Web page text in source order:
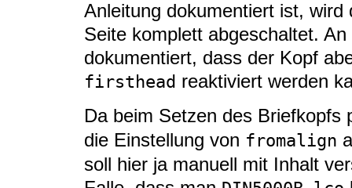
Anleitung dokumentiert ist,
Seite komplett abgeschaltet.
dokumentiert, dass der Kopf
firsthead reaktiviert werden
Da beim Setzen des Briefkopfs
die Einstellung von fromalign
soll hier ja manuell mit Inhalt